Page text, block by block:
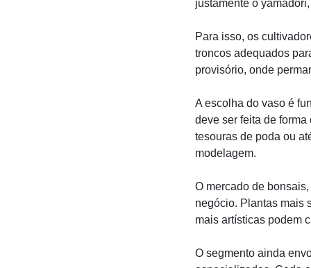
justamente o
Para isso, os
troncos adequados
provisório, onde
A escolha do vaso é
deve ser feita de
tesouras de poda ou
modelagem.
O mercado de
negócio. Plantas mais
mais artísticas podem
O segmento ainda